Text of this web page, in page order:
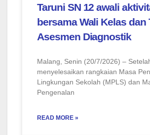
Taruni SN 12 awali
bersama Wali Kelas dan
Asesmen Diagnostik
Malang, Senin (20/7/2026) –
menyelesaikan rangkaian Masa
Lingkungan Sekolah (MPLS) dan
Pengenalan
READ MORE »